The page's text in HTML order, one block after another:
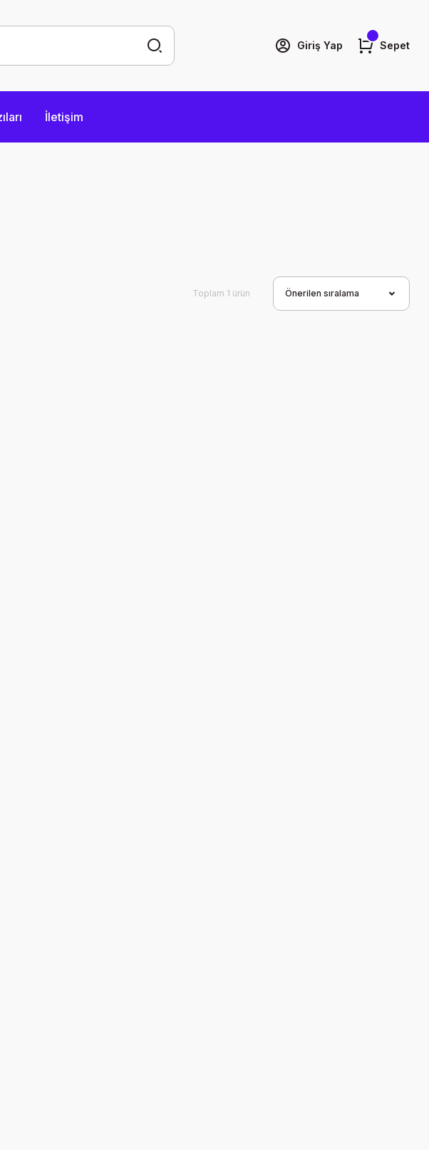
Giriş Yap Sepet
İletişim
Toplam 1 ürün